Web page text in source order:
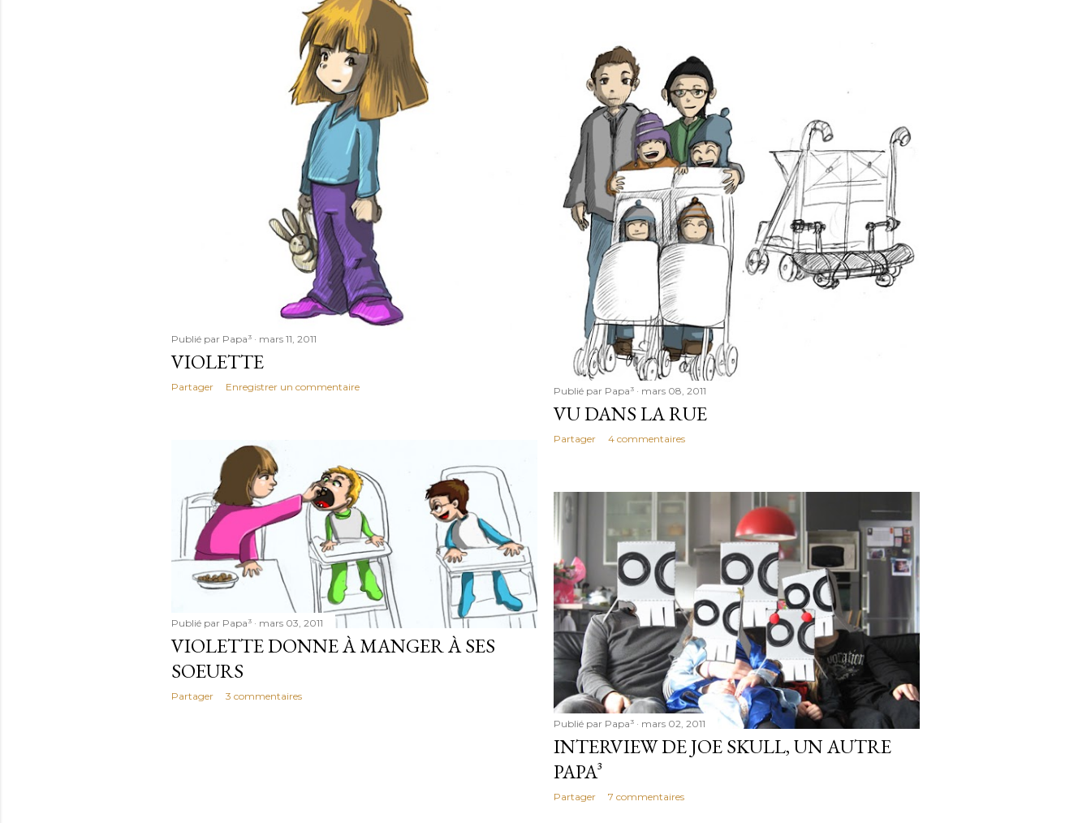
Publié par Papa³ mars 11, 2011
VIOLETTE
Partager Enregistrer un commentaire Publié par Papa³ mars 08, 2011
VU DANS LA RUE
Partager 4 commentaires
Publié par Papa³ mars 03, 2011
VIOLETTE DONNE À MANGER À SES
SOEURS
Partager 3 commentaires
Publié par Papa³ mars 02, 2011
INTERVIEW DE JOE SKULL, UN AUTRE
PAPA³
Partager 7 commentaires